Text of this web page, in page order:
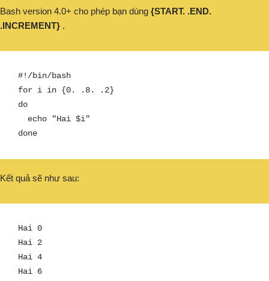
Bash version 4.0+ cho phép bạn dùng {START. .END.
.INCREMENT} .
#!/bin/bash
for i in {0. .8. .2}
do
echo "Hai $i"
done
Kết quả sẽ như sau:
Hai 0
Hai 2
Hai 4
Hai 6